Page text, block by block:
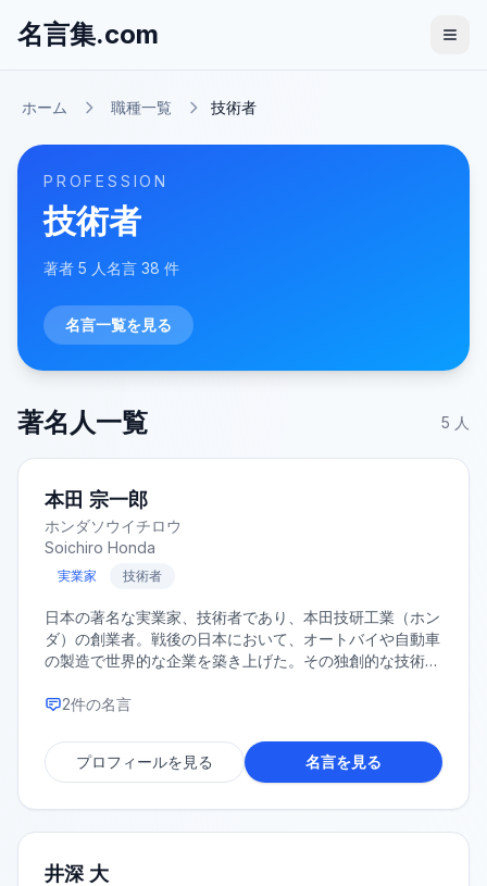
名言集.com
ホーム 職種一覧 技術者
PROFESSION
技術者
著者 5 人名言 38 件
名言一覧を見る
著名人一覧 5 人
本田 宗一郎
ホンダソウイチロウ
Soichiro Honda
実業家 技術者
日本の著名な実業家、技術者であり、本田技研工業（ホン
ダ）の創業者。戦後の日本において、オートバイや自動車
の製造で世界的な企業を築き上げた。その独創的な技術開
2件の名言
プロフィールを見る 名言を見る
井深 大